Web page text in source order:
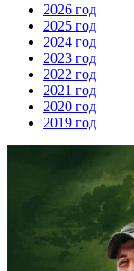
2026 год
2025 год
2024 год
2023 год
2022 год
2021 год
2020 год
2019 год